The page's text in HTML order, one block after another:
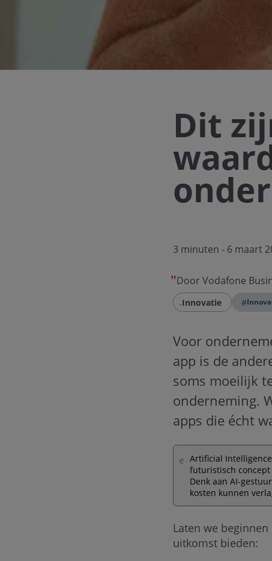
Dit
3 minuten - 6 maart
Door Vodafone
Innovatie #
Voor
app is de
soms moeilijk
onderneming.
apps die écht
Artificial
futuristisch concept
Denk aan AI-
kosten kunnen
Laten we
uitkomst bieden: